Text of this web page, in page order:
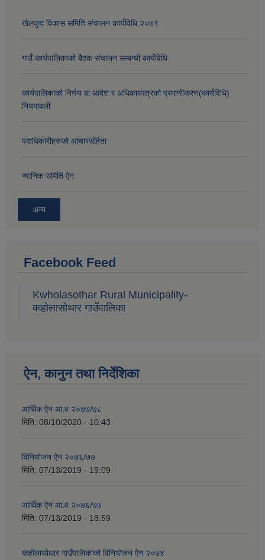
खेलकुद विकास समिति संचालन कार्यविधि,२०७९
गाउँ कार्यपालिकाको बैठक संचालन सम्बन्धी कार्यविधि
कार्यपालिकाको निर्णय वा आदेश र अधिकारपत्रको प्रमाणीकरण(कार्यविधि)
नियमावली
पदाधिकारीहरुको आचारसंहिता
न्यानिक समिति ऐन
अन्य
Facebook Feed
Kwholasothar Rural Municipality-
क्व्होलासोथार गाउँपालिका
ऐन, कानुन तथा निर्देशिका
आर्थिक ऐन आ.व २०७७/७८
मिति: 08/10/2020 - 10:43
विनियोजन ऐन २०७६/७७
मिति: 07/13/2019 - 19:09
आर्थिक ऐन आ.व २०७६/७७
मिति: 07/13/2019 - 18:59
क्व्होलासोथार गाउँपालिकाको विनियोजन ऐन २०७४